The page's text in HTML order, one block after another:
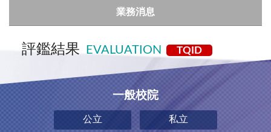
業務消息
評鑑結果 EVALUATION TQID
一般校院
公立 私立